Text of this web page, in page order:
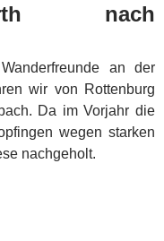
nach
an der
wir von Rottenburg
Da im Vorjahr die
wegen starken
nachgeholt.